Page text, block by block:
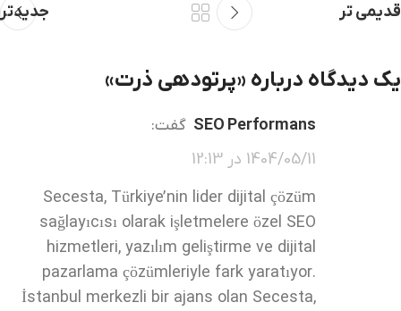
جدیدتر قدیمی تر
یک دیدگاه درباره «پرتودهی ذرت»
SEO Performans
گفت:
1404/05/11 در 12:13
Secesta, Türkiye’nin lider dijital çözüm
sağlayıcısı olarak işletmelere özel SEO
hizmetleri, yazılım geliştirme ve dijital
pazarlama çözümleriyle fark yaratıyor.
İstanbul merkezli bir ajans olan Secesta,